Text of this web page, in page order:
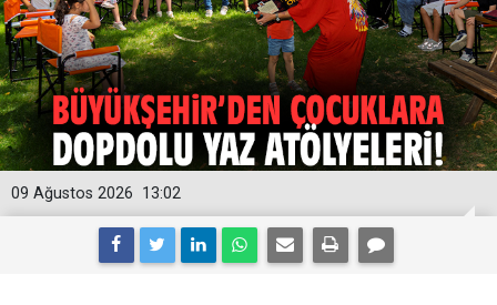
13:02
09 Ağustos 2026